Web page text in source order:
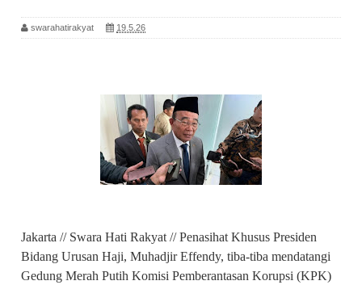
swarahatirakyat 19.5.26
Jakarta // Swara Hati Rakyat // Penasihat Khusus Presiden
Bidang Urusan Haji, Muhadjir Effendy, tiba-tiba mendatangi
Gedung Merah Putih Komisi Pemberantasan Korupsi (KPK)